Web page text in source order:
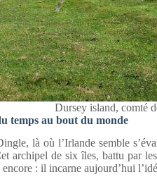
Dursey island, comté
temps au bout du monde
là où l’Irlande semble
archipel de six îles, battu par
: il incarne aujourd’hui